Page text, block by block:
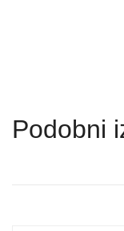
Podobni